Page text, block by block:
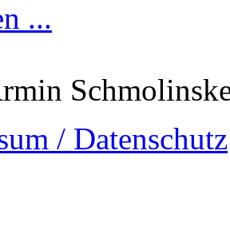
...
/ Datenschutz